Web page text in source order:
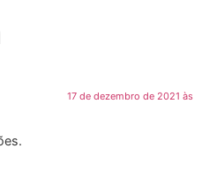
17 de dezembro de 2021 às